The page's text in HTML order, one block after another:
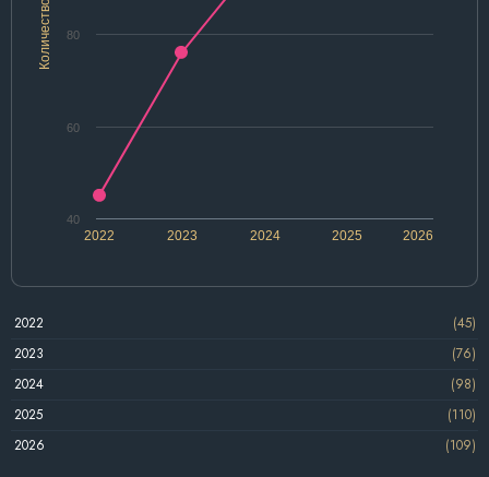
Количество
2022 2024 2026
2023 2025
40
60
80
2022
(45)
2023
(76)
2024
(98)
2025
(110)
2026
(109)